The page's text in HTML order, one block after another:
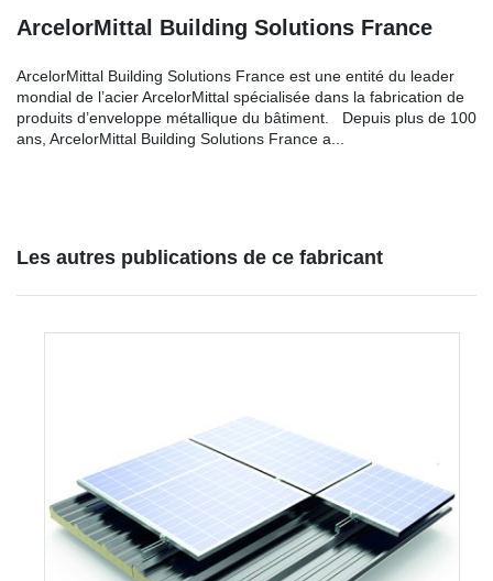
ArcelorMittal Building Solutions France
ArcelorMittal Building Solutions France est une entité du leader
mondial de l’acier ArcelorMittal spécialisée dans la fabrication de
produits d’enveloppe métallique du bâtiment. Depuis plus de 100
ans, ArcelorMittal Building Solutions France a...
Les autres publications de ce fabricant